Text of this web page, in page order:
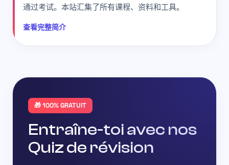
通过考试。本站汇集了所有课程、资料和工具。
查看完整简介
🎁 100% GRATUIT
Entraîne-toi avec nos
Quiz de révision